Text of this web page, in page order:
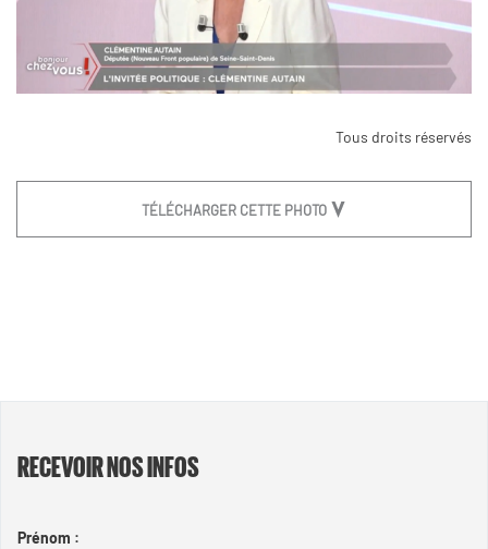
Tous droits réservés
TÉLÉCHARGER CETTE PHOTO
RECEVOIR NOS INFOS
Prénom :